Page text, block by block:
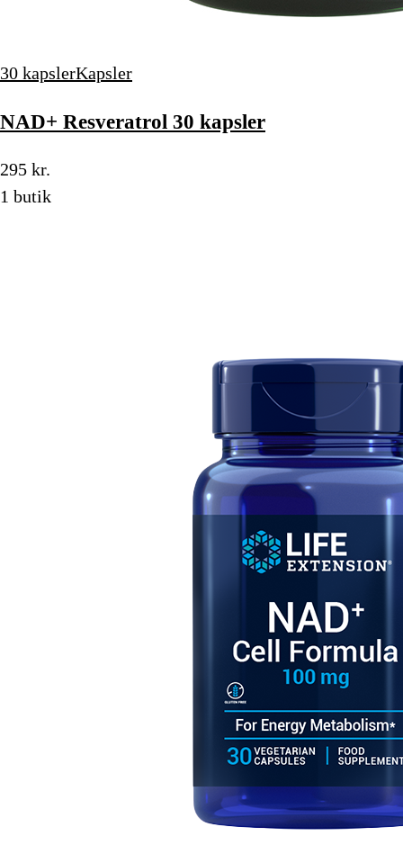
30 kapslerKapsler
NAD+ Resveratrol 30 kapsler
295 kr.
1 butik